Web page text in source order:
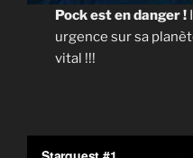
Pock est en danger !
urgence sur sa
vital !!!